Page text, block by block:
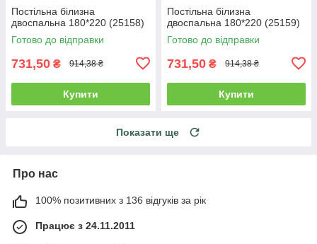
Постільна білизна
двоспальна 180*220 (25158)
Готово до відправки
731,50 ₴ 914,38 ₴
Купити
Постільна білизна
двоспальна 180*220 (25159)
Готово до відправки
731,50 ₴ 914,38 ₴
Купити
Показати ще
Про нас
100% позитивних з 136 відгуків за рік
Працює з 24.11.2011